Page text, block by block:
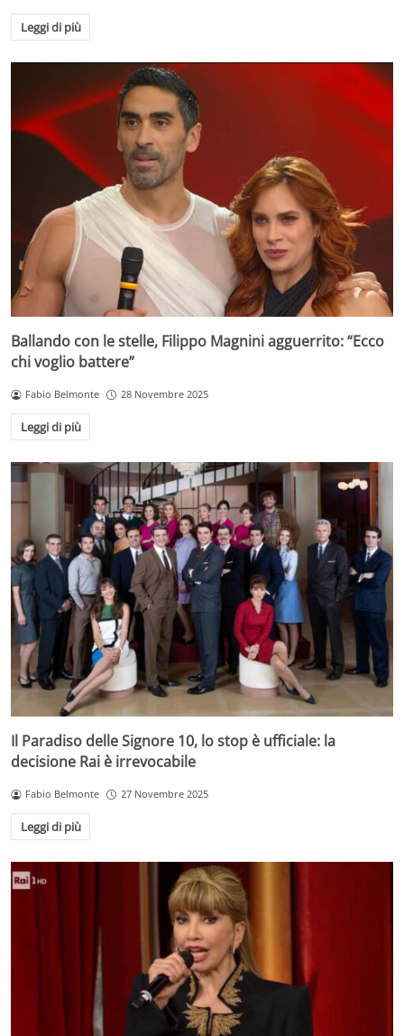
Leggi di più
Ballando con le stelle, Filippo Magnini agguerrito: “Ecco
chi voglio battere”
Fabio Belmonte 28 Novembre 2025
Leggi di più
Il Paradiso delle Signore 10, lo stop è ufficiale: la
decisione Rai è irrevocabile
Fabio Belmonte 27 Novembre 2025
Leggi di più